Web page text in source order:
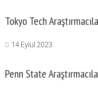
Tokyo Tech
14 Eylül 2023
Penn State